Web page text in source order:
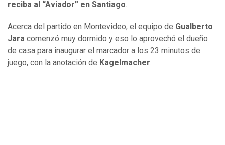
reciba al “Aviador” en Santiago.
Acerca del partido en Montevideo, el equipo de Gualberto
Jara comenzó muy dormido y eso lo aprovechó el dueño
de casa para inaugurar el marcador a los 23 minutos de
juego, con la anotación de Kagelmacher.